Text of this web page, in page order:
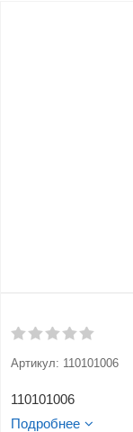
Артикул: 110101006
110101006
Подробнее